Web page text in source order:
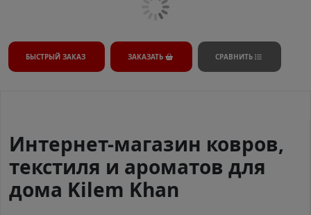
БЫСТРЫЙ ЗАКАЗ ЗАКАЗАТЬ СРАВНИТЬ
Интернет-магазин ковров,
текстиля и ароматов для
дома Kilem Khan